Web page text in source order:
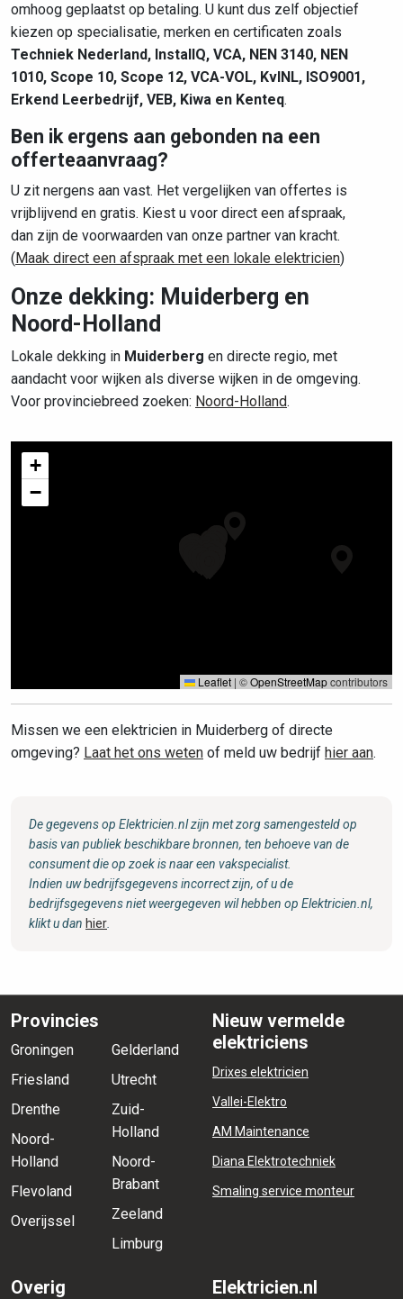
omhoog geplaatst op betaling. U kunt dus zelf objectief
kiezen op specialisatie, merken en certificaten zoals
Techniek Nederland, InstallQ, VCA, NEN 3140, NEN
1010, Scope 10, Scope 12, VCA-VOL, KvINL, ISO9001,
Erkend Leerbedrijf, VEB, Kiwa en Kenteq.
Ben ik ergens aan gebonden na een
offerteaanvraag?
U zit nergens aan vast. Het vergelijken van offertes is
vrijblijvend en gratis. Kiest u voor direct een afspraak,
dan zijn de voorwaarden van onze partner van kracht.
(Maak direct een afspraak met een lokale elektricien)
Onze dekking: Muiderberg en
Noord-Holland
Lokale dekking in Muiderberg en directe regio, met
aandacht voor wijken als diverse wijken in de omgeving.
Voor provinciebreed zoeken: Noord-Holland.
+
−
Leaflet | ©OpenStreetMapcontributors
Missen we een elektricien in Muiderberg of directe
omgeving? Laat het ons weten of meld uw bedrijf hier aan.
De gegevens op Elektricien.nl zijn met zorg samengesteld op
basis van publiek beschikbare bronnen, ten behoeve van de
consument die op zoek is naar een vakspecialist.
Indien uw bedrijfsgegevens incorrect zijn, of u de
bedrijfsgegevens niet weergegeven wil hebben op Elektricien.nl,
klikt u dan hier
Provincies
Groningen
Friesland
Drenthe
Noord-
Holland
Flevoland
Overijssel
Gelderland
Utrecht
Zuid-
Holland
Noord-
Brabant
Zeeland
Limburg
Nieuw vermelde
elektriciens
Drixes elektricien
Vallei-Elektro
AM Maintenance
Diana Elektrotechniek
Smaling service monteur
Overig Elektricien.nl